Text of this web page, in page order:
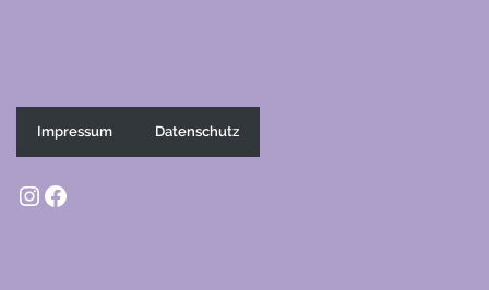
Impressum Datenschutz
Instagram
Facebook